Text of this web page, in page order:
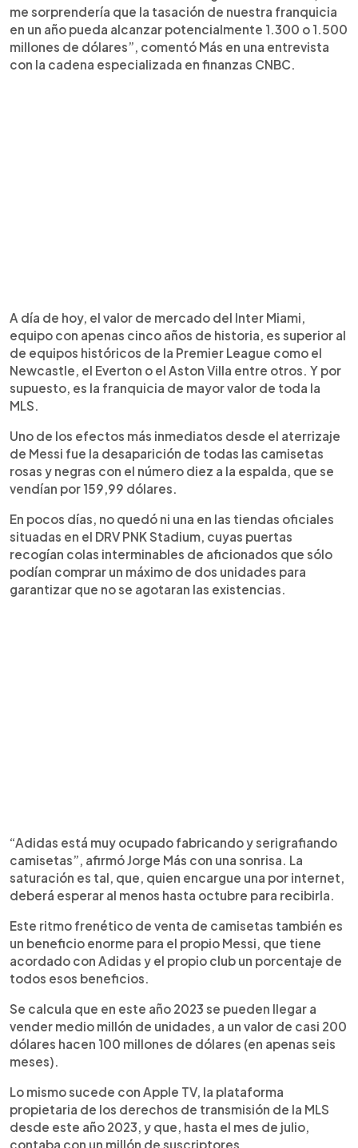
me sorprendería que la tasación de nuestra franquicia
en un año pueda alcanzar potencialmente 1.300 o 1.500
millones de dólares”, comentó Más en una entrevista
con la cadena especializada en finanzas CNBC.
A día de hoy, el valor de mercado del Inter Miami,
equipo con apenas cinco años de historia, es superior al
de equipos históricos de la Premier League como el
Newcastle, el Everton o el Aston Villa entre otros. Y por
supuesto, es la franquicia de mayor valor de toda la
MLS.
Uno de los efectos más inmediatos desde el aterrizaje
de Messi fue la desaparición de todas las camisetas
rosas y negras con el número diez a la espalda, que se
vendían por 159,99 dólares.
En pocos días, no quedó ni una en las tiendas oficiales
situadas en el DRV PNK Stadium, cuyas puertas
recogían colas interminables de aficionados que sólo
podían comprar un máximo de dos unidades para
garantizar que no se agotaran las existencias.
“Adidas está muy ocupado fabricando y serigrafiando
camisetas”, afirmó Jorge Más con una sonrisa. La
saturación es tal, que, quien encargue una por internet,
deberá esperar al menos hasta octubre para recibirla.
Este ritmo frenético de venta de camisetas también es
un beneficio enorme para el propio Messi, que tiene
acordado con Adidas y el propio club un porcentaje de
todos esos beneficios.
Se calcula que en este año 2023 se pueden llegar a
vender medio millón de unidades, a un valor de casi 200
dólares hacen 100 millones de dólares (en apenas seis
meses).
Lo mismo sucede con Apple TV, la plataforma
propietaria de los derechos de transmisión de la MLS
desde este año 2023, y que, hasta el mes de julio,
contaba con un millón de suscriptores.